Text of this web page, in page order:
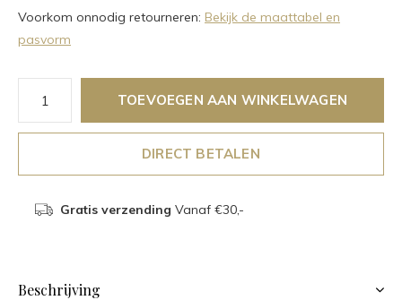
Voorkom onnodig retourneren: Bekijk de maattabel en
pasvorm
TOEVOEGEN AAN WINKELWAGEN
DIRECT BETALEN
Gratis verzending Vanaf €30,-
Beschrijving